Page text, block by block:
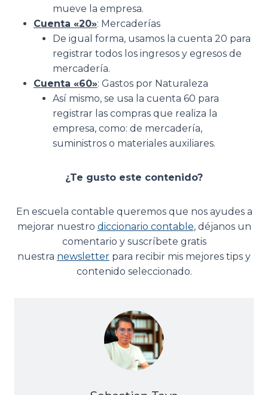
mueve la empresa.
Cuenta «20»: Mercaderías
De igual forma, usamos la cuenta 20 para
registrar todos los ingresos y egresos de
mercadería.
Cuenta «60»: Gastos por Naturaleza
Así mismo, se usa la cuenta 60 para
registrar las compras que realiza la
empresa, como: de mercadería,
suministros o materiales auxiliares.
¿Te gusto este contenido?
En escuela contable queremos que nos ayudes a
mejorar nuestro diccionario contable, déjanos un
comentario y suscríbete gratis
nuestra newsletter para recibir mis mejores tips y
contenido seleccionado.